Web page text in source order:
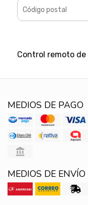
Control remoto
MEDIOS DE PAGO
MEDIOS DE ENVÍO